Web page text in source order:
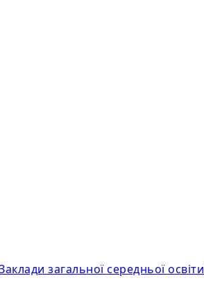
загальної середньої освіти